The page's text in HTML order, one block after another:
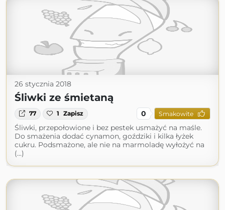
26 stycznia 2018
Śliwki ze śmietaną
77 1 Zapisz 0 Smakowite
Śliwki, przepołowione i bez pestek usmażyć na maśle.
Do smażenia dodać cynamon, goździki i kilka łyżek
cukru. Podsmażone, ale nie na marmoladę wyłożyć na
(...)